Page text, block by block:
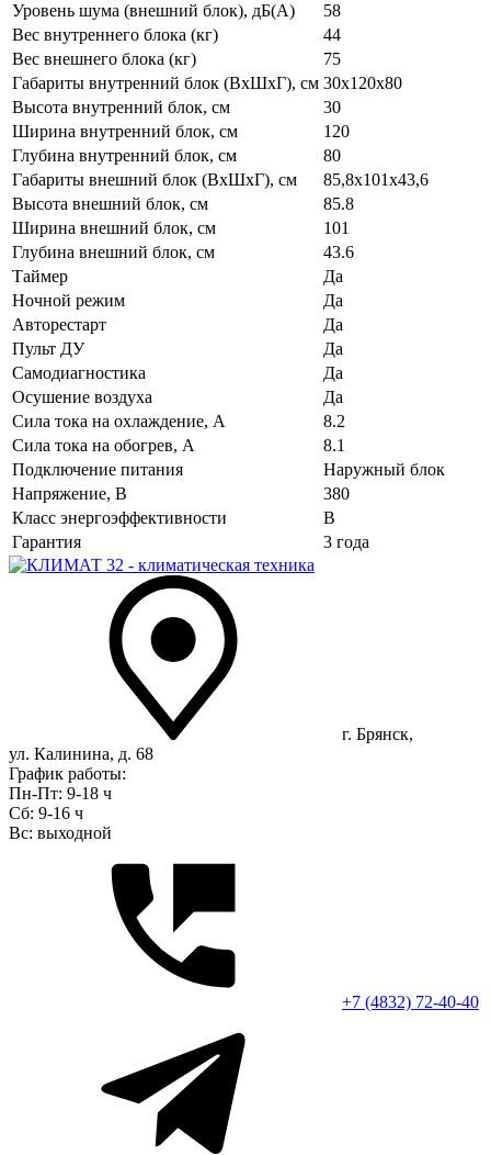
Уровень шума (внешний блок), дБ(А)
58
Вес внутреннего блока (кг)
44
Вес внешнего блока (кг)
75
Габариты внутренний блок (ВхШхГ), см 30x120x80
Высота внутренний блок, см
30
Ширина внутренний блок, см
120
Глубина внутренний блок, см
80
Габариты внешний блок (ВхШхГ), см
85,8x101x43,6
Высота внешний блок, см
85.8
Ширина внешний блок, см
101
Глубина внешний блок, см
43.6
Таймер
Да
Ночной режим
Да
Авторестарт
Да
Пульт ДУ
Да
Самодиагностика
Да
Осушение воздуха
Да
Сила тока на охлаждение, А
8.2
Сила тока на обогрев, А
8.1
Подключение питания
Наружный блок
Напряжение, В
380
Класс энергоэффективности
B
Гарантия
3 года
г. Брянск,
ул. Калинина, д. 68
График работы:
Пн-Пт: 9-18 ч
Сб: 9-16 ч
Вс: выходной
+7 (4832) 72-40-40